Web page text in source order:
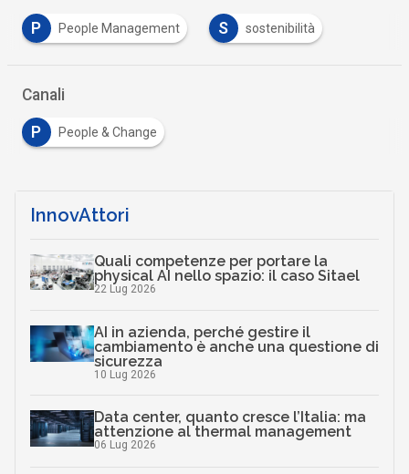
P People Management S sostenibilità
Canali
P People & Change
InnovAttori
Quali competenze per portare la
physical AI nello spazio: il caso Sitael
22 Lug 2026
AI in azienda, perché gestire il
cambiamento è anche una questione di
sicurezza
10 Lug 2026
Data center, quanto cresce l’Italia: ma
attenzione al thermal management
06 Lug 2026